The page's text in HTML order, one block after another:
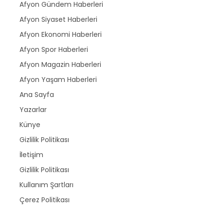
Afyon Gündem Haberleri
Afyon Siyaset Haberleri
Afyon Ekonomi Haberleri
Afyon Spor Haberleri
Afyon Magazin Haberleri
Afyon Yaşam Haberleri
Ana Sayfa
Yazarlar
Künye
Gizlilik Politikası
İletişim
Gizlilik Politikası
Kullanım Şartları
Çerez Politikası